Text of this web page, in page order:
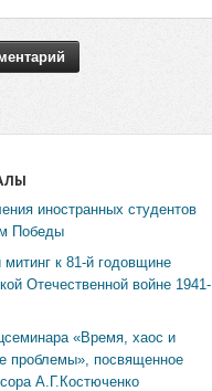
иностранных студентов
Победы
к 81-й годовщине
Отечественной войне 1941-
«Время, хаос и
проблемы», посвященное
А.Г.Костюченко